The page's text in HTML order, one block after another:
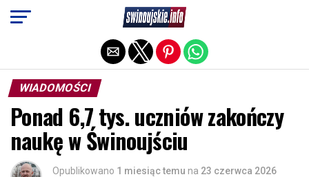
WIADOMOŚCI
Ponad 6,7 tys. uczniów zakończy
naukę w Świnoujściu
Opublikowano 1 miesiąc temu na 23 czerwca 2026
Exit mobile version